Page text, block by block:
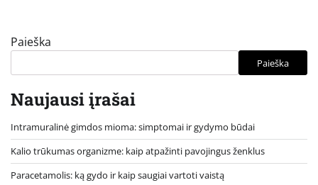
Paieška
Paieška
Naujausi įrašai
Intramuralinė gimdos mioma: simptomai ir gydymo būdai
Kalio trūkumas organizme: kaip atpažinti pavojingus ženklus
Paracetamolis: ką gydo ir kaip saugiai vartoti vaistą